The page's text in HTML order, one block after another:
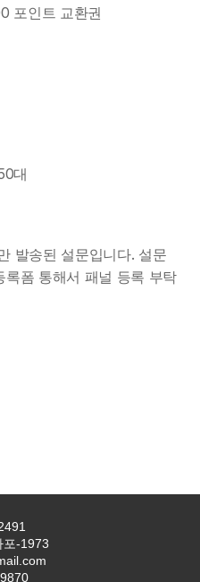
포인트 교환권
대
발송된 설문입니다. 설문
폼 통해서 패널 등록 부탁
포-1973